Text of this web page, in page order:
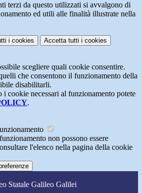
terzi da questo utilizzati si avvalgono di
ed utili alle finalità illustrate nella
i cookies Accetta tutti i cookies
scegliere quali cookie consentire.
che consentono il funzionamento della
disabilitarli.
i cookie necessari al funzionamento potete
.
non possono essere
l'elenco nella pagina della cookie
Statale Galileo Galilei